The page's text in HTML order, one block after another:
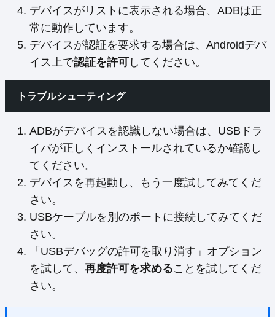
デバイスがリストに表示される場合、ADBは正
常に動作しています。
デバイスが認証を要求する場合は、Androidデバ
イス上で認証を許可 してください。
トラブルシューティング
ADBがデバイスを認識しない場合は、USBドラ
イバが正しくインストールされているか確認し
てください。
デバイスを再起動し、もう一度試してみてくだ
さい。
USBケーブルを別のポートに接続してみてくだ
さい。
「USBデバッグの許可を取り消す」オプション
を試して、 再度許可を求めることを試してくだ
さい。